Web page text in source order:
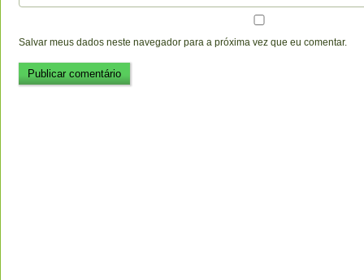
Salvar meus dados neste navegador para a próxima vez que eu comentar.